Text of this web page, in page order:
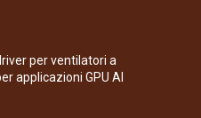
per ventilatori a
applicazioni GPU AI